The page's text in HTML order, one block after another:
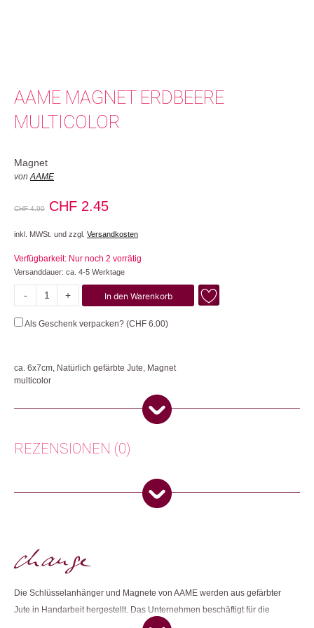
AAME MAGNET ERDBEERE
MULTICOLOR
Magnet
vonAAME
CHF4.90
Ursprünglicher
CHF 4.90
CHF 2.45Aktueller
CHF 2.45.
inkl. MWSt. und zzgl. Versandkosten
Verfügbarkeit: Nur noch 2 vorrätig
Versanddauer: ca. 4-5 Werktage
-
Erdbeere
+ In den Warenkorb
Als Geschenk verpacken? (CHF 6.00)
ca. 6x7cm, Natürlich gefärbte Jute, Magnet
multicolor
Kategorien: Wohnen
Dieses Produkt weiterempfehlen:
REZENSIONEN (0)
Es gibt noch keine Rezensionen.
Die Schlüsselanhänger und Magnete von AAME werden aus gefärbter
Jute in Handarbeit hergestellt. Das Unternehmen beschäftigt für die